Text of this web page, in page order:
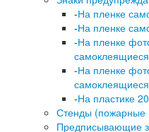
-На пленке
-На пленке
-На пленке
самоклеящиеся
-На пленке
-На пластике
Стенды (пожарные
Предписывающие